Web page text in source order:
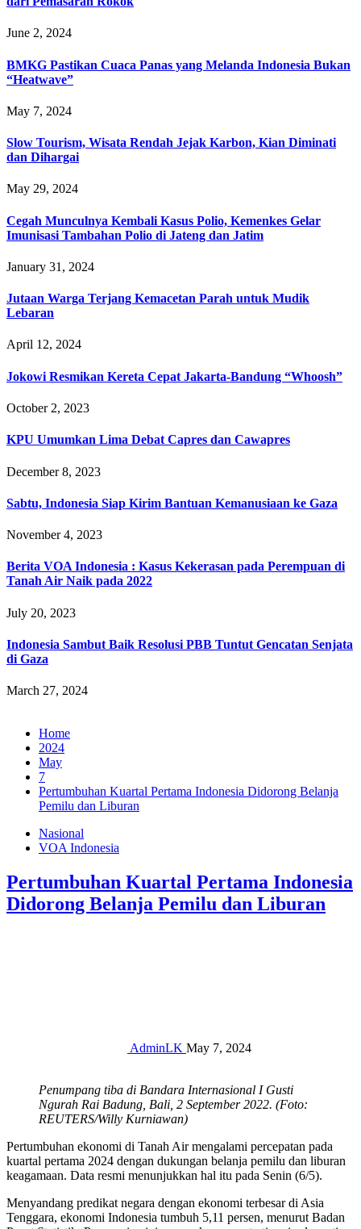
June 2, 2024
BMKG Pastikan Cuaca Panas yang Melanda Indonesia Bukan
“Heatwave”
May 7, 2024
Slow Tourism, Wisata Rendah Jejak Karbon, Kian Diminati
dan Dihargai
May 29, 2024
Cegah Munculnya Kembali Kasus Polio, Kemenkes Gelar
Imunisasi Tambahan Polio di Jateng dan Jatim
January 31, 2024
Jutaan Warga Terjang Kemacetan Parah untuk Mudik
Lebaran
April 12, 2024
Jokowi Resmikan Kereta Cepat Jakarta-Bandung “Whoosh”
October 2, 2023
KPU Umumkan Lima Debat Capres dan Cawapres
December 8, 2023
Sabtu, Indonesia Siap Kirim Bantuan Kemanusiaan ke Gaza
November 4, 2023
Berita VOA Indonesia : Kasus Kekerasan pada Perempuan di
Tanah Air Naik pada 2022
July 20, 2023
Indonesia Sambut Baik Resolusi PBB Tuntut Gencatan Senjata
di Gaza
March 27, 2024
Home
2024
May
7
Pertumbuhan Kuartal Pertama Indonesia Didorong Belanja
Pemilu dan Liburan
Nasional
VOA Indonesia
Pertumbuhan Kuartal Pertama Indonesia
Didorong Belanja Pemilu dan Liburan
AdminLK May 7, 2024
Penumpang tiba di Bandara Internasional I Gusti
Ngurah Rai Badung, Bali, 2 September 2022. (Foto:
REUTERS/Willy Kurniawan)
Pertumbuhan ekonomi di Tanah Air mengalami percepatan pada
kuartal pertama 2024 dengan dukungan belanja pemilu dan liburan
keagamaan. Data resmi menunjukkan hal itu pada Senin (6/5).
Menyandang predikat negara dengan ekonomi terbesar di Asia
Tenggara, ekonomi Indonesia tumbuh 5,11 persen, menurut Badan